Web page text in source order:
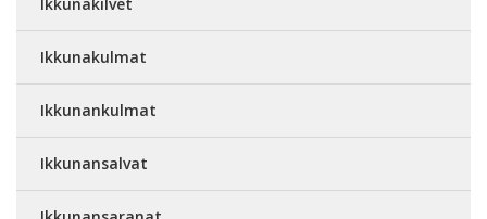
Ikkunakulmat
Ikkunankulmat
Ikkunansalvat